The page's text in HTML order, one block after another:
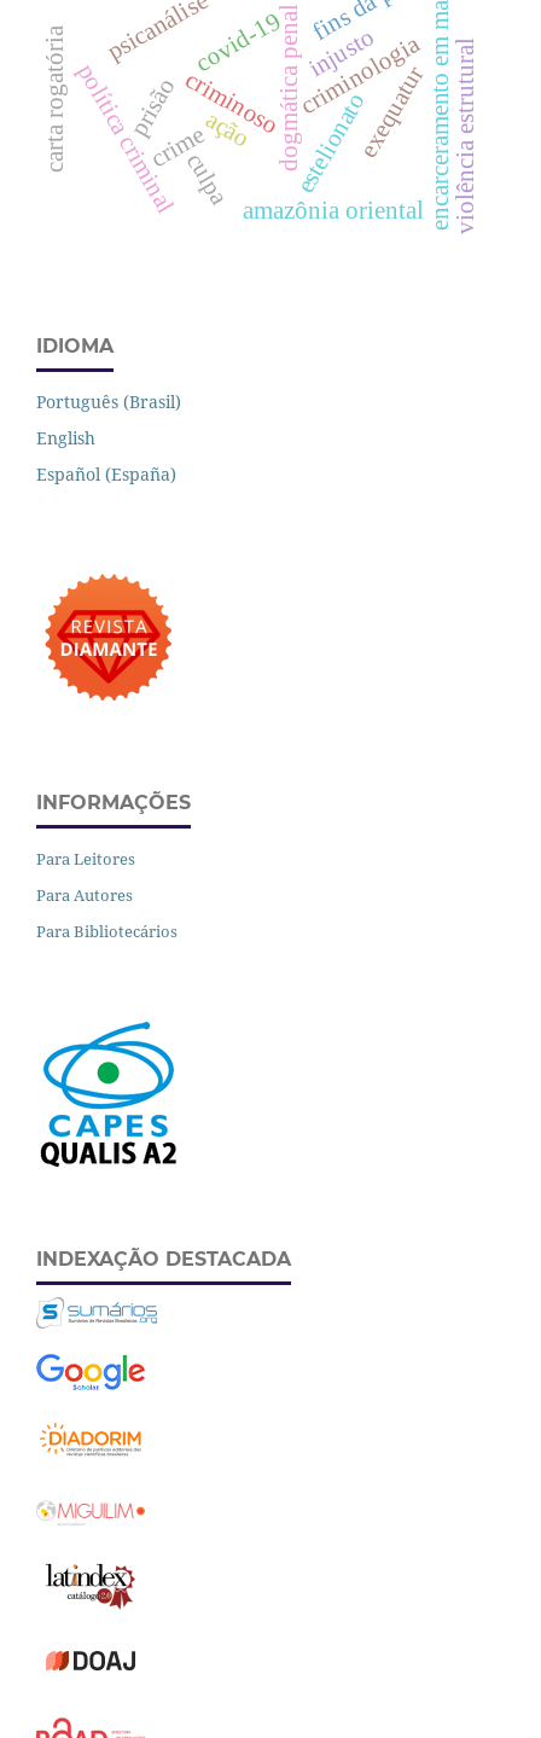
ação
crime dogmática penalcriminologia
criminoso
psicanálise injusto
culpa encarceramento em massa
amazônia oriental
política criminal
carta rogatória exequatur violência estrutural
estelionato
prisão
covid-19
IDIOMA
Português (Brasil)
English
Español (España)
INFORMAÇÕES
Para Leitores
Para Autores
Para Bibliotecários
INDEXAÇÃO DESTACADA